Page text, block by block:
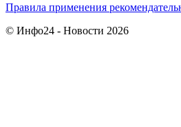
Правила применения
© Инфо24 - Новости 2026